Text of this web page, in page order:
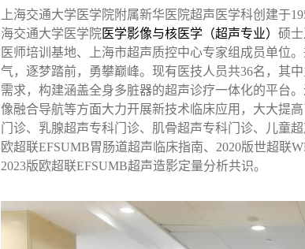
上海交通大学医学院附属新华医院超声医学科创建于
海交通大学医学院医学影像与核医学（超声专业） 硕
医师培训基地、上海市超声质控中心专家组成员单位
气，逐梦踏前，勇攀巅峰。现有医技人员共36名，其
需求，构建涵盖全身多脏器的超声诊疗一体化的平台
像融合导航等方面大力开展新技术临床应用，大大提
门诊、乳腺超声专科门诊、肌骨超声专科门诊、儿童
欧超联EFSUMB胃肠道超声临床指南、 2020版世超联
2023版欧超联EFSUMB超声造影定量分析共识。